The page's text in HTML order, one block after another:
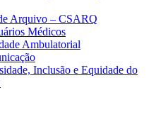
Arquivo – CSARQ
Médicos
Ambulatorial
Inclusão e Equidade do